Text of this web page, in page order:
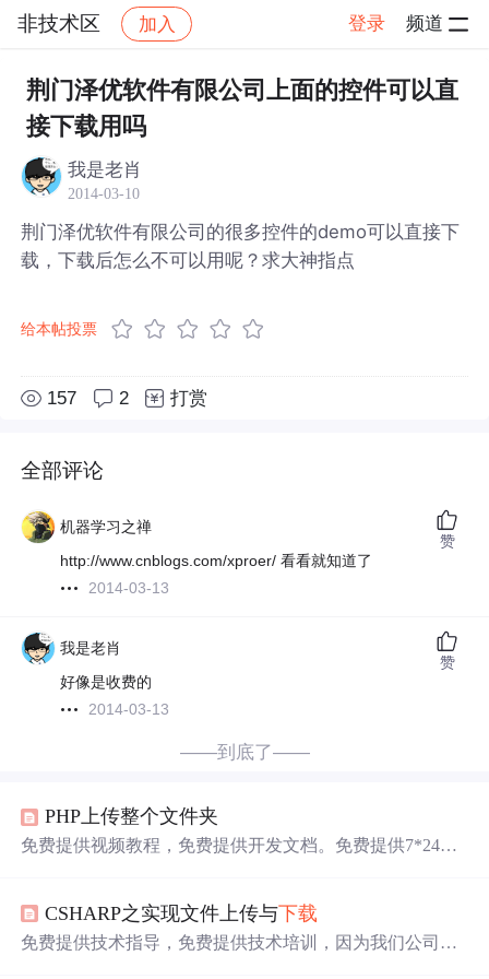
非技术区 加入 登录 频道
社区 非技术区 帖子详情
荆门泽优软件有限公司上面的控件可以直
接下载用吗
我是老肖
2014-03-10
荆门泽优软件有限公司的很多控件的demo可以直接下
载，下载后怎么不可以用呢？求大神指点
给本帖投票
157 2 打赏
全部评论
机器学习之禅
http://www.cnblogs.com/xproer/ 看看就知道了
2014-03-13
赞
我是老肖
好像是收费的
2014-03-13
赞
——到底了——
PHP上传整个文件夹
免费提供视频教程，免费提供开发文档。免费提供7*24小
代码，源代码包含前端，后端，控件源代码，并且支持信
创国产化环境，包含国产操作系统，国产数据库。免费提
CSHARP之实现文件上传与下载
免费提供技术指导，免费提供技术培训，因为我们公司也